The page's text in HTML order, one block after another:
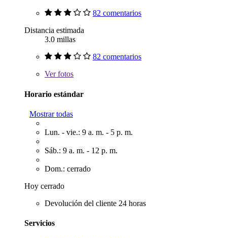
82 comentarios
Distancia estimada
3.0 millas
82 comentarios
Verfotos
Horario estándar
Mostrar todas
Lun. - vie.: 9 a. m. - 5 p. m.
Sáb.: 9 a. m. - 12 p. m.
Dom.: cerrado
Hoy cerrado
Devolución del cliente 24 horas
Servicios